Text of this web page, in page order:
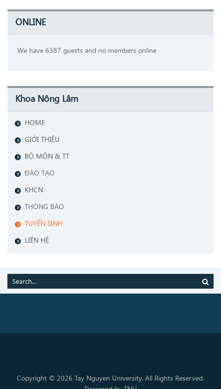
ONLINE
We have 6387 guests and no members online
Khoa Nông Lâm
HOME
GIỚI THIỆU
BỘ MÔN & TT
ĐÀO TẠO
KHCN
THÔNG BÁO
TUYỂN SINH
LIÊN HỆ
Copyright © 2026 Tay Nguyen University. All Rights Reserved.